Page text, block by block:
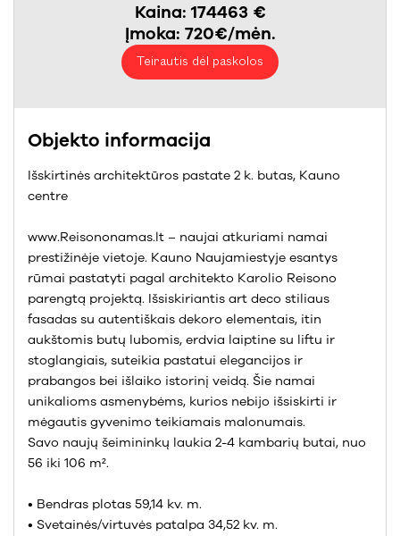
Kaina: 174463 €
Įmoka: 720€/mėn.
Teirautis dėl paskolos
Objekto informacija
Išskirtinės architektūros pastate 2 k. butas, Kauno
centre
www.Reisononamas.lt – naujai atkuriami namai
prestižinėje vietoje. Kauno Naujamiestyje esantys
rūmai pastatyti pagal architekto Karolio Reisono
parengtą projektą. Išsiskiriantis art deco stiliaus
fasadas su autentiškais dekoro elementais, itin
aukštomis butų lubomis, erdvia laiptine su liftu ir
stoglangiais, suteikia pastatui elegancijos ir
prabangos bei išlaiko istorinį veidą. Šie namai
unikalioms asmenybėms, kurios nebijo išsiskirti ir
mėgautis gyvenimo teikiamais malonumais.
Savo naujų šeimininkų laukia 2-4 kambarių butai, nuo
56 iki 106 m².
• Bendras plotas 59,14 kv. m.
• Svetainės/virtuvės patalpa 34,52 kv. m.